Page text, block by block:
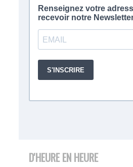
D'HEURE EN HEURE